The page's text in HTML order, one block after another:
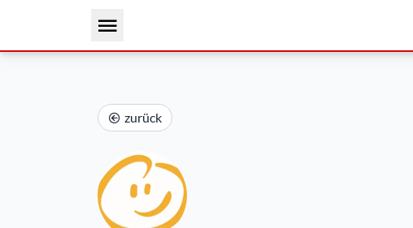
zurück